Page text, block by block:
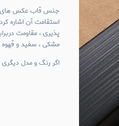
استقامت آن اشاره
پذیری ، مقاومت
مشکی ، سفید و قهوه
اگر رنگ و مدل دیگری